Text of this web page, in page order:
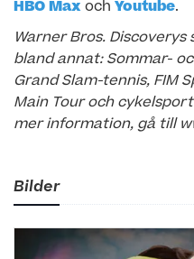
HBO Max och Youtube.
Warner Bros.
bland annat: Sommar-
Grand Slam-tennis, FIM
Main Tour och
mer information, gå till
Bilder